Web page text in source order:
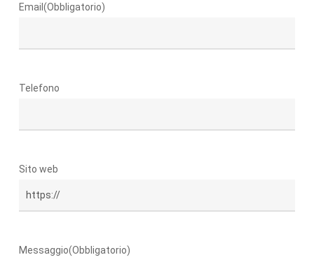
Email(Obbligatorio)
Telefono
Sito web
Messaggio(Obbligatorio)